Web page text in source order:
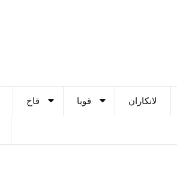
قاخ قوبا لانكاران